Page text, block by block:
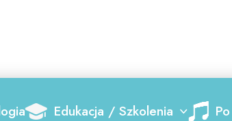
Edukacja / Szkolenia